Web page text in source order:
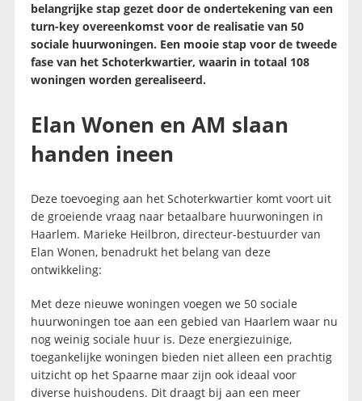
belangrijke stap gezet door de ondertekening van een
turn-key overeenkomst voor de realisatie van 50
sociale huurwoningen. Een mooie stap voor de tweede
fase van het Schoterkwartier, waarin in totaal 108
woningen worden gerealiseerd.
Elan Wonen en AM slaan
handen ineen
Deze toevoeging aan het Schoterkwartier komt voort uit
de groeiende vraag naar betaalbare huurwoningen in
Haarlem. Marieke Heilbron, directeur-bestuurder van
Elan Wonen, benadrukt het belang van deze
ontwikkeling:
Met deze nieuwe woningen voegen we 50 sociale
huurwoningen toe aan een gebied van Haarlem waar nu
nog weinig sociale huur is. Deze energiezuinige,
toegankelijke woningen bieden niet alleen een prachtig
uitzicht op het Spaarne maar zijn ook ideaal voor
diverse huishoudens. Dit draagt bij aan een meer